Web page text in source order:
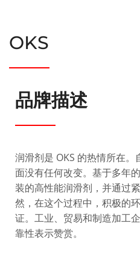
OKS
品牌描述
润滑剂是 OKS 的热情所在
面没有任何改变。基于多年
装的高性能润滑剂，并通过
然，在这个过程中，积极的
证。工业、贸易和制造加工
靠性表示赞赏。